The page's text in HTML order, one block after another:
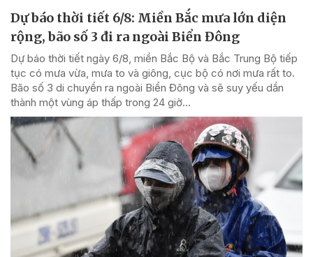
Dự báo thời tiết 6/8: Miền Bắc mưa lớn diện
rộng, bão số 3 đi ra ngoài Biển Đông
Dự báo thời tiết ngày 6/8, miền Bắc Bộ và Bắc Trung Bộ tiếp
tục có mưa vừa, mưa to và giông, cục bộ có nơi mưa rất to.
Bão số 3 di chuyển ra ngoài Biển Đông và sẽ suy yếu dần
thành một vùng áp thấp trong 24 giờ...